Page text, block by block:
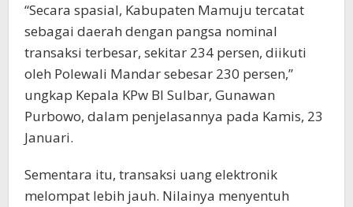
“Secara spasial, Kabupaten Mamuju tercatat
sebagai daerah dengan pangsa nominal
transaksi terbesar, sekitar 234 persen, diikuti
oleh Polewali Mandar sebesar 230 persen,”
ungkap Kepala KPw BI Sulbar, Gunawan
Purbowo, dalam penjelasannya pada Kamis, 23
Januari.
Sementara itu, transaksi uang elektronik
melompat lebih jauh. Nilainya menyentuh